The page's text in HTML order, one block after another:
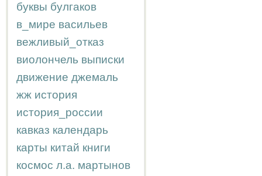
буквы булгаков
в_мире васильев
вежливый_отказ
виолончель выписки
движение джемаль
жж история
история_россии
кавказ календарь
карты китай книги
космос л.а. мартынов